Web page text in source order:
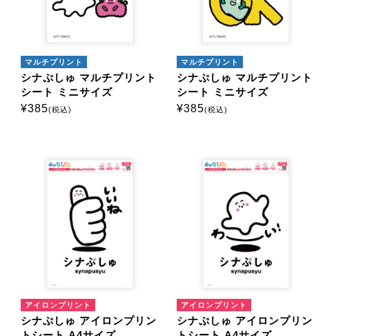
マルチプリント
シナぷしゅ マルチプリント
シート ミニサイズ
¥385(税込)
マルチプリント
シナぷしゅ マルチプリント
シート ミニサイズ
¥385(税込)
アイロンプリント
シナぷしゅ アイロンプリン
アイロンプリント
シナぷしゅ アイロンプリン